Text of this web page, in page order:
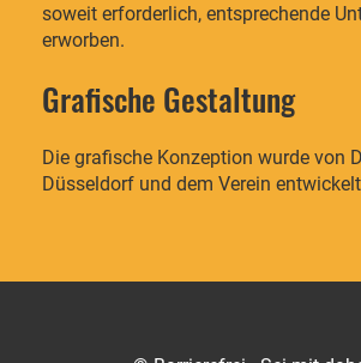
soweit erforderlich, entsprechende
erworben.
Grafische Gestaltung
Die grafische Konzeption wurde von
Düsseldorf und dem Verein